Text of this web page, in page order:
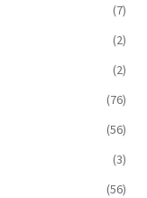
(7)
(2)
(2)
(76)
(56)
(3)
(56)